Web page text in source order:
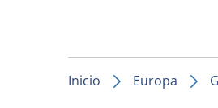
Inicio Europa